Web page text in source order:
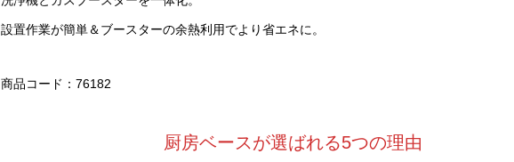
設置作業が簡単＆ブースターの余熱利用でより省エネに。
商品コード：76182
厨房ベースが選ばれる5つの理由